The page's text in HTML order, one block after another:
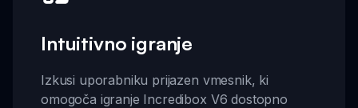
Intuitivno igranje
Izkusi uporabniku prijazen vmesnik, ki
omogoča igranje Incredibox V6 dostopno